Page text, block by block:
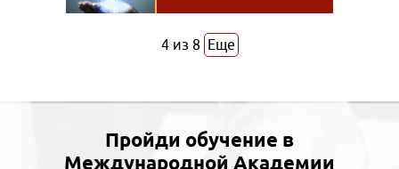
4из 8 Еще
Пройди обучение в
Международной Академии